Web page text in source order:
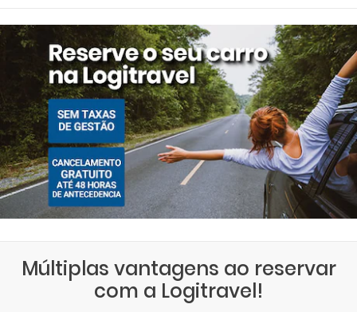
Múltiplas vantagens ao reservar
com a Logitravel!